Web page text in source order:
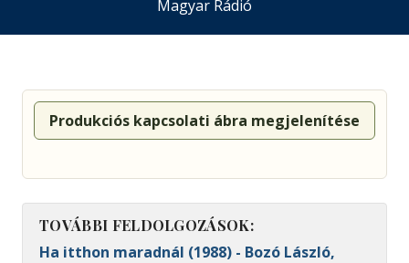
Magyar Rádió
Produkciós kapcsolati ábra megjelenítése
TOVÁBBI FELDOLGOZÁSOK:
Ha itthon maradnál (1988) - Bozó László,